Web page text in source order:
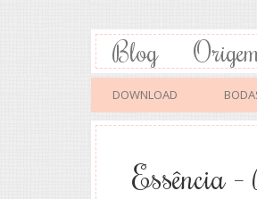
Blog
DOWNLOAD
Essência